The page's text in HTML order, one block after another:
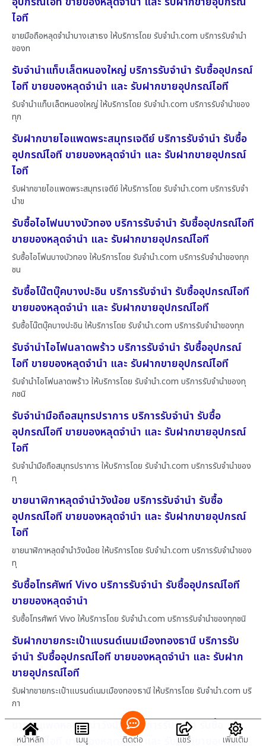
ไอที
ขายมือถือหลุดจำนำบางเสาธง ให้บริการโดย รับจํานํา.com บริการรับจำนำ
ของท
รับจำนำแท็บเล็ตหนองใหญ่ บริการรับจำนำ รับซื้ออุปกรณ์
ไอที ขายของหลุดจำนำ และ รับฝากขายอุปกรณ์ไอที
รับจำนำแท็บเล็ตหนองใหญ่ ให้บริการโดย รับจํานํา.com บริการรับจำนำของ
ทุก
รับฝากขายไอแพดพระสมุทรเจดีย์ บริการรับจำนำ รับซื้อ
อุปกรณ์ไอที ขายของหลุดจำนำ และ รับฝากขายอุปกรณ์
ไอที
รับฝากขายไอแพดพระสมุทรเจดีย์ ให้บริการโดย รับจํานํา.com บริการรับจำ
นำข
รับซื้อไอโฟนบางบัวทอง บริการรับจำนำ รับซื้ออุปกรณ์ไอที
ขายของหลุดจำนำ และ รับฝากขายอุปกรณ์ไอที
รับซื้อไอโฟนบางบัวทอง ให้บริการโดย รับจํานํา.com บริการรับจำนำของทุก
ชน
รับซื้อโน๊ตบุ๊คบางปะอิน บริการรับจำนำ รับซื้ออุปกรณ์ไอที
ขายของหลุดจำนำ และ รับฝากขายอุปกรณ์ไอที
รับซื้อโน๊ตบุ๊คบางปะอิน ให้บริการโดย รับจํานํา.com บริการรับจำนำของทุก
รับจำนำไอโฟนลาดพร้าว บริการรับจำนำ รับซื้ออุปกรณ์
ไอที ขายของหลุดจำนำ และ รับฝากขายอุปกรณ์ไอที
รับจำนำไอโฟนลาดพร้าว ให้บริการโดย รับจํานํา.com บริการรับจำนำของทุ
กชนิ
รับจำนำมือถือสมุทรปราการ บริการรับจำนำ รับซื้อ
อุปกรณ์ไอที ขายของหลุดจำนำ และ รับฝากขายอุปกรณ์
ไอที
รับจำนำมือถือสมุทรปราการ ให้บริการโดย รับจํานํา.com บริการรับจำนำของ
ทุ
ขายนาฬิกาหลุดจำนำวังน้อย บริการรับจำนำ รับซื้อ
อุปกรณ์ไอที ขายของหลุดจำนำ และ รับฝากขายอุปกรณ์
ไอที
ขายนาฬิกาหลุดจำนำวังน้อย ให้บริการโดย รับจํานํา.com บริการรับจำนำของ
ทุ
รับซื้อโทรศัพท์ Vivo บริการรับจำนำ รับซื้ออุปกรณ์ไอที
ขายของหลุดจำนำ
รับซื้อโทรศัพท์ Vivo ให้บริการโดย รับจํานํา.com บริการรับจำนำของทุกชนิ
รับฝากขายกระเป๋าแบรนด์เนมเมืองทองธานี บริการรับ
จำนำ รับซื้ออุปกรณ์ไอที ขายของหลุดจำนำ และ รับฝาก
ขายอุปกรณ์ไอที
รับฝากขายกระเป๋าแบรนด์เนมเมืองทองธานี ให้บริการโดย รับจํานํา.com บริ
กา
ขายไอแพดหลุดจำนำวังน้อย บริการรับจำนำ รับซื้อ
อุปกรณ์ไอที ขายของหลุดจำนำ และ รับฝากขายอุปกรณ์
หน้าหลัก เมนู ติดต่อ แชร์ เพิ่มเติม